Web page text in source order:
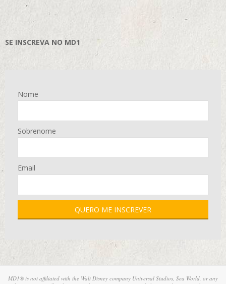
SE INSCREVA NO MD1
Nome
Sobrenome
Email
MD1® is not affiliated with the Walt Disney company Universal Studios, Sea World, or any